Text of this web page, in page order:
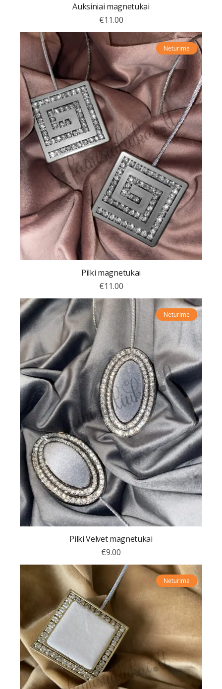
Auksiniai magnetukai
€11.00
Neturime
Pilki magnetukai
€11.00
Neturime
Pilki Velvet magnetukai
€9.00
Neturime